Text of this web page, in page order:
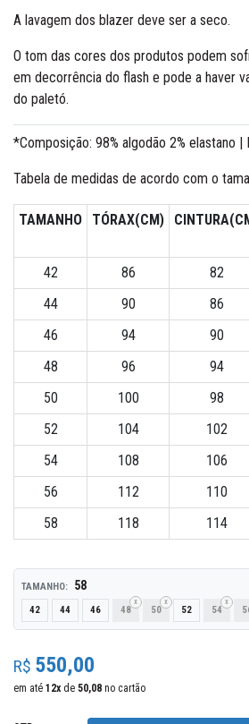
A lavagem dos blazer deve ser a seco.
O tom das cores dos produtos podem
em decorrência do flash e pode a haver
do paletó.
*Composição: 98% algodão 2% elastano
Tabela de medidas de acordo com o
TAMANHO TÓRAX(CM)
42 86 82
44
90 86
46
94 90
48
96 94
50
100 98
52
104 102
54
108 106
56
112 110
58
118 114
TAMANHO: 58
42 44 46 48 50 52 54
R$ 550,00
em até 12x de 50,08 no cartão